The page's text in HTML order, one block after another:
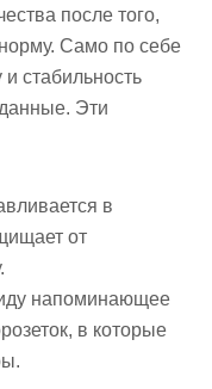
после того,
Само по себе
стабильность
Эти
в
от
напоминающее
в которые